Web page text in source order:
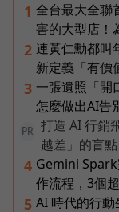
1 全台最大全聯
害的大型店！
2 連黃仁勳都叫
新定義「有價
3 一張遺照「開
怎麼做出AI告
PR
打造 AI 行銷
越差」的盲點
4 Gemini
作流程，3個
5 AI 時代的行